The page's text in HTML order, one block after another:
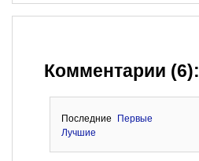
Комментарии (6):
Последние
Первые
Лучшие